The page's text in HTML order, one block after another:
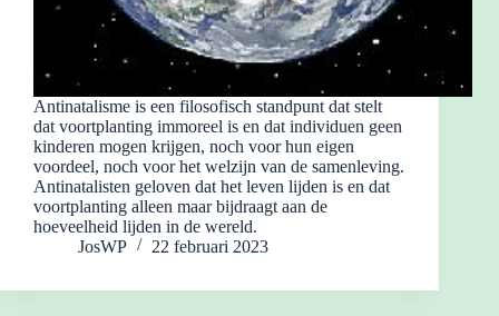
Antinatalisme is een filosofisch standpunt dat stelt
dat voortplanting immoreel is en dat individuen geen
kinderen mogen krijgen, noch voor hun eigen
voordeel, noch voor het welzijn van de samenleving.
Antinatalisten geloven dat het leven lijden is en dat
voortplanting alleen maar bijdraagt aan de
hoeveelheid lijden in de wereld.
JosWP
22 februari 2023